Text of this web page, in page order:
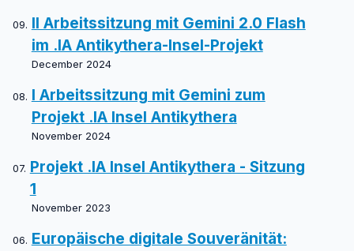
II Arbeitssitzung mit Gemini 2.0 Flash
im .IA Antikythera-Insel-Projekt
December 2024
I Arbeitssitzung mit Gemini zum
Projekt .IA Insel Antikythera
November 2024
Projekt .IA Insel Antikythera - Sitzung
1
November 2023
Europäische digitale Souveränität: